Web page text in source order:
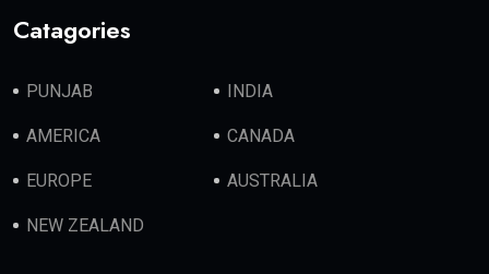
Catagories
PUNJAB INDIA
AMERICA CANADA
EUROPE AUSTRALIA
NEW ZEALAND